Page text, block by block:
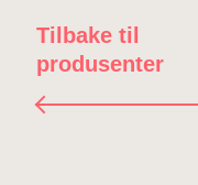
Tilbake til
produsenter